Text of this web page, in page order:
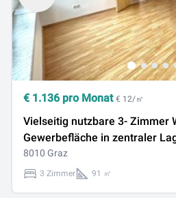
€ 1.136 pro Monat € 12/㎡
Vielseitig nutzbare 3- Zimmer
Gewerbefläche in zentraler
8010 Graz
3 Zimmer 91 ㎡